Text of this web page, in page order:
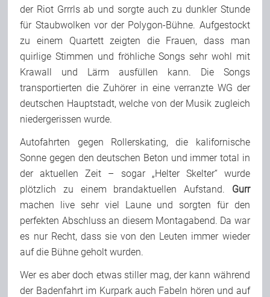
der Riot Grrrls ab und sorgte auch zu dunkler Stunde
für Staubwolken vor der Polygon-Bühne. Aufgestockt
zu einem Quartett zeigten die Frauen, dass man
quirlige Stimmen und fröhliche Songs sehr wohl mit
Krawall und Lärm ausfüllen kann. Die Songs
transportierten die Zuhörer in eine verranzte WG der
deutschen Hauptstadt, welche von der Musik zugleich
niedergerissen wurde.
Autofahrten gegen Rollerskating, die kalifornische
Sonne gegen den deutschen Beton und immer total in
der aktuellen Zeit – sogar „Helter Skelter“ wurde
plötzlich zu einem brandaktuellen Aufstand. Gurr
machen live sehr viel Laune und sorgten für den
perfekten Abschluss an diesem Montagabend. Da war
es nur Recht, dass sie von den Leuten immer wieder
auf die Bühne geholt wurden.
Wer es aber doch etwas stiller mag, der kann während
der Badenfahrt im Kurpark auch Fabeln hören und auf